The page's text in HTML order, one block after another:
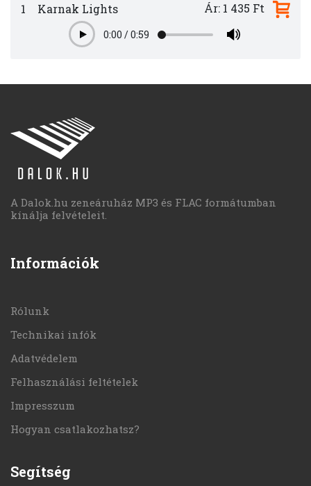
1 Karnak Lights
Play0:00 /0:59
Ár: 1 435 Ft
A Dalok.hu zeneáruház MP3 és FLAC formátumban
kínálja felvételeit.
Információk
Rólunk
Technikai infók
Adatvédelem
Felhasználási feltételek
Impresszum
Hogyan csatlakozhatsz?
Segítség